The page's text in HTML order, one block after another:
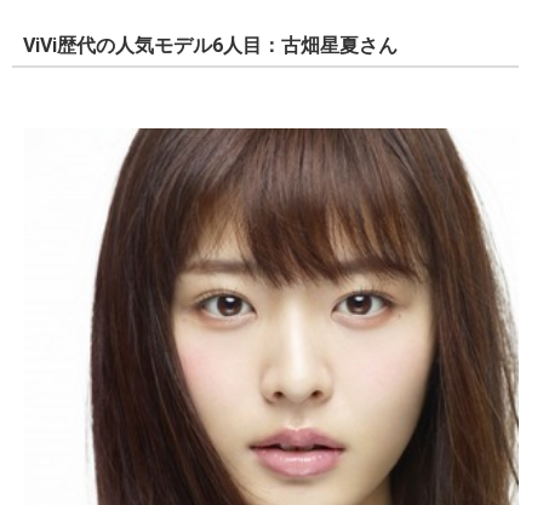
ViVi歴代の人気モデル6人目：古畑星夏さん